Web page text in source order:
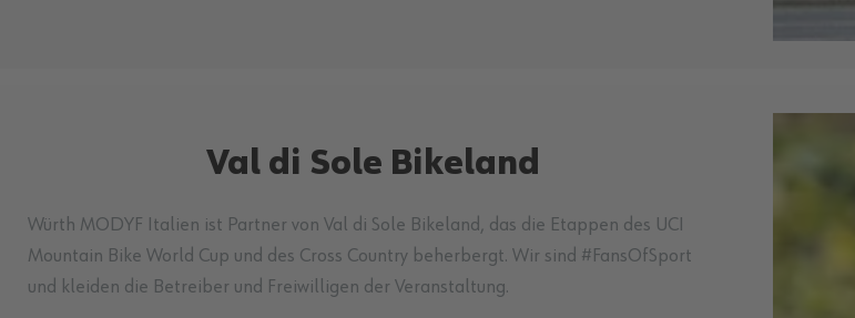
Val di Sole Bikeland
Würth MODYF Italien ist Partner von Val di Sole Bikeland, das die Etappen des UCI
Mountain Bike World Cup und des Cross Country beherbergt. Wir sind #FansOfSport
und kleiden die Betreiber und Freiwilligen der Veranstaltung.